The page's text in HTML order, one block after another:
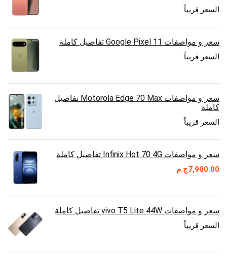
السعر قريباً
سعر و مواصفات Google Pixel 11 تفاصيل كاملة
السعر قريباً
سعر و مواصفات Motorola Edge 70 Max تفاصيل
كاملة
السعر قريباً
سعر و مواصفات Infinix Hot 70 4G تفاصيل كاملة
ج.م7,900.00
سعر و مواصفات vivo T5 Lite 44W تفاصيل كاملة
السعر قريباً